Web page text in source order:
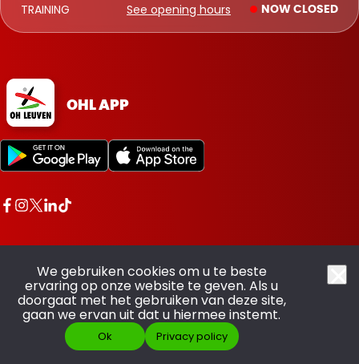
TRAINING See opening hours NOW CLOSED
OHL APP
All rights reserved OHL - © 2026
Made with pride by
We gebruiken cookies om u te beste
ervaring op onze website te geven. Als u
doorgaat met het gebruiken van deze site,
gaan we ervan uit dat u hiermee instemt.
Ok Privacy policy